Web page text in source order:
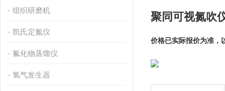
组织研磨机
凯氏定氮仪
氟化物蒸馏仪
氢气发生器
聚同可视氮吹
价格已实际报价为准，